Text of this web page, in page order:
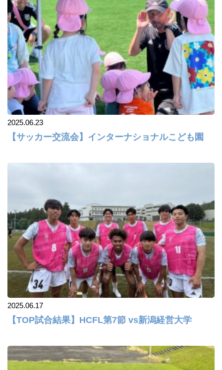
2025.06.23
【サッカー交流会】インターナショナルこども園
2025.06.17
【TOP試合結果】HCFL第7節 vs新潟経営大学